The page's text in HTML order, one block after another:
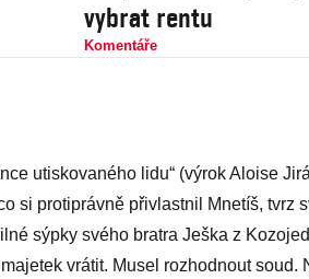
vybrat rentu
Komentáře
utiskovaného lidu“ (výrok Aloise
si protiprávně přivlastnil Mnetíš, tvrz
sýpky svého bratra Ješka z
vrátit. Musel rozhodnout soud.